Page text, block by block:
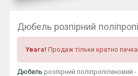
Дюбель розпірний
Увага! Продаж тільки кратно
Дюбель розпірний